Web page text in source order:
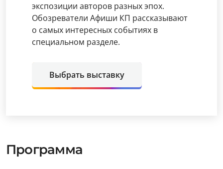
экспозиции авторов разных эпох.
Обозреватели Афиши КП рассказывают
о самых интересных событиях в
специальном разделе.
Выбрать выставку
Программа